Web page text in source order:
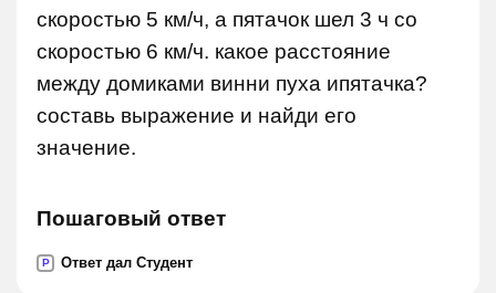
скоростью 5 км/ч, а пятачок шел 3 ч со
скоростью 6 км/ч. какое расстояние
между домиками винни пуха ипятачка?
составь выражение и найди его
значение.
Пошаговый ответ
P Ответ дал Студент